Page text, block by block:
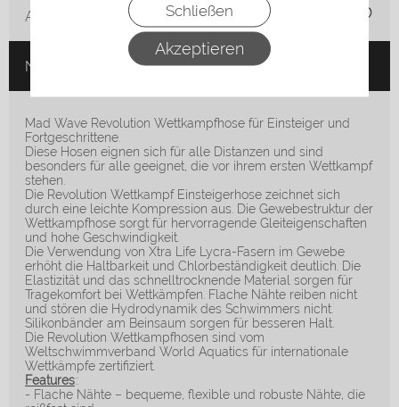
Schließen
Akzeptieren
Auf die Merkliste
Nicht auf Lager
Mad Wave Revolution Wettkampfhose für Einsteiger und
Fortgeschrittene.
Diese Hosen eignen sich für alle Distanzen und sind
besonders für alle geeignet, die vor ihrem ersten Wettkampf
stehen.
Die Revolution Wettkampf Einsteigerhose zeichnet sich
durch eine leichte Kompression aus. Die Gewebestruktur der
Wettkampfhose sorgt für hervorragende Gleiteigenschaften
und hohe Geschwindigkeit.
Die Verwendung von Xtra Life Lycra-Fasern im Gewebe
erhöht die Haltbarkeit und Chlorbeständigkeit deutlich. Die
Elastizität und das schnelltrocknende Material sorgen für
Tragekomfort bei Wettkämpfen. Flache Nähte reiben nicht
und stören die Hydrodynamik des Schwimmers nicht.
Silikonbänder am Beinsaum sorgen für besseren Halt.
Die Revolution Wettkampfhosen sind vom
Weltschwimmverband World Aquatics für internationale
Wettkämpfe zertifiziert.
Features::
- Flache Nähte – bequeme, flexible und robuste Nähte, die